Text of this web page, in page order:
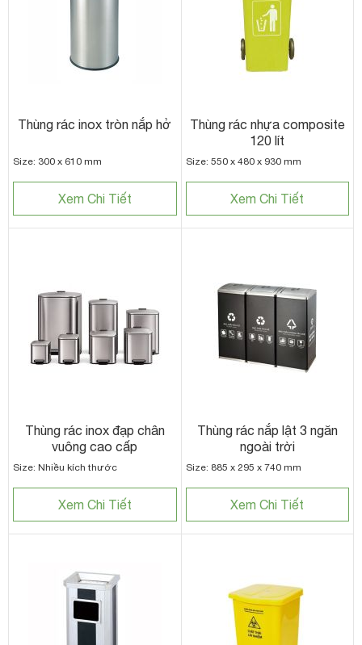
Thùng rác inox tròn nắp hở
Size: 300 x 610 mm
Xem Chi Tiết
Thùng rác nhựa composite
120 lít
Size: 550 x 480 x 930 mm
Xem Chi Tiết
Thùng rác inox đạp chân
vuông cao cấp
Size: Nhiều kích thước
Xem Chi Tiết
Thùng rác nắp lật 3 ngăn
ngoài trời
Size: 885 x 295 x 740 mm
Xem Chi Tiết